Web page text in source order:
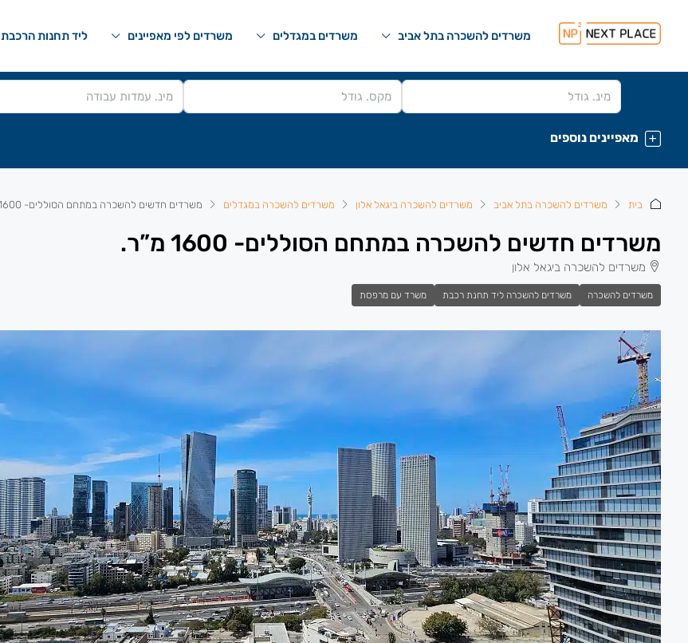
משרדים להשכרה בתל אביב משרדים במגדלים משרדים לפי מאפיינים ליד תחנות הרכבת
מאפיינים נוספים
בית משרדים להשכרה בתל אביב משרדים להשכרה ביגאל אלון משרדים להשכרה במגדלים משרדים חדשים להשכרה במתחם הסוללים- 1600 מ”ר.
משרדים חדשים להשכרה במתחם הסוללים- 1600 מ”ר.
משרדים להשכרה ביגאל אלון
משרדים להשכרה משרדים להשכרה ליד תחנת רכבת משרד עם מרפסת